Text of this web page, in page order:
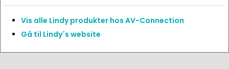
Vis alle Lindy produkter hos AV-Connection
Gå til Lindy´s website